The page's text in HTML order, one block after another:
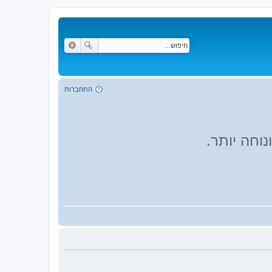
התחברות
יותר.